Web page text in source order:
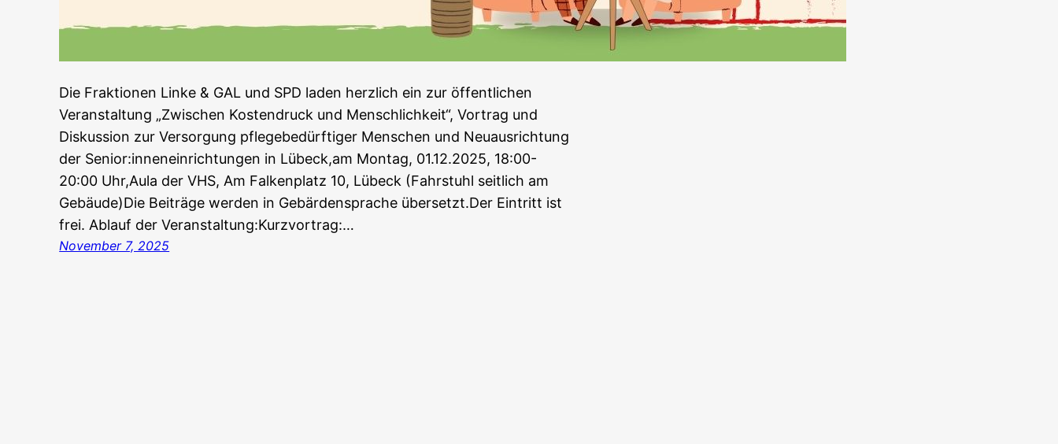
Die Fraktionen Linke & GAL und SPD laden herzlich ein zur öffentlichen
Veranstaltung „Zwischen Kostendruck und Menschlichkeit“, Vortrag und
Diskussion zur Versorgung pflegebedürftiger Menschen und Neuausrichtung
der Senior:inneneinrichtungen in Lübeck,am Montag, 01.12.2025, 18:00-
20:00 Uhr,Aula der VHS, Am Falkenplatz 10, Lübeck (Fahrstuhl seitlich am
Gebäude)Die Beiträge werden in Gebärdensprache übersetzt.Der Eintritt ist
frei. Ablauf der Veranstaltung:Kurzvortrag:…
November 7, 2025